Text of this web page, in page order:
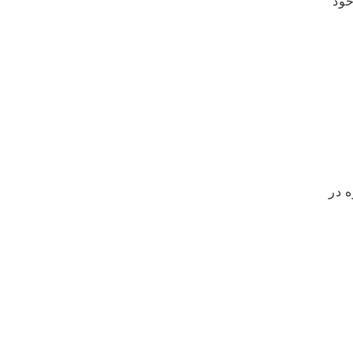
در